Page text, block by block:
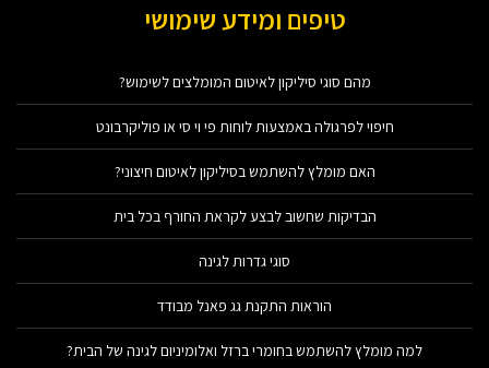
טיפים ומידע שימושי
מהם סוגי סיליקון לאיטום המומלצים לשימוש?
חיפוי לפרגולה באמצעות לוחות פי וי סי או פוליקרבונט
האם מומלץ להשתמש בסיליקון לאיטום חיצוני?
הבדיקות שחשוב לבצע לקראת החורף בכל בית
סוגי גדרות לגינה
הוראות התקנת גג פאנל מבודד
למה מומלץ להשתמש בחומרי ברזל ואלומיניום לגינה של הבית?